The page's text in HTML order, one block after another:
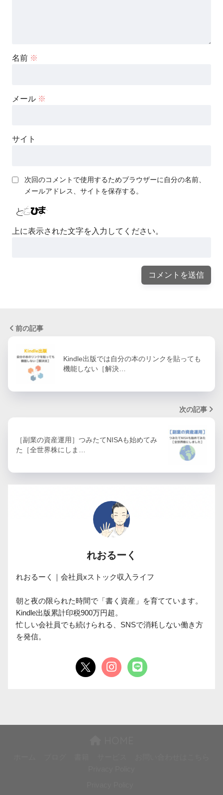
名前 ※
メール ※
サイト
次回のコメントで使用するためブラウザーに自分の名前、
メールアドレス、サイトを保存する。
上に表示された文字を入力してください。
前の記事
Kindle出版では自分の本のリンクを貼っても
機能しない［解決…
次の記事
［副業の資産運用］つみたてNISAも始めてみ
た［全世界株にしま…
れおるーく
れおるーく｜会社員xストック収入ライフ
朝と夜の限られた時間で「書く資産」を育てています。
Kindle出版累計印税900万円超。
忙しい会社員でも続けられる、SNSで消耗しない働き方
を発信。